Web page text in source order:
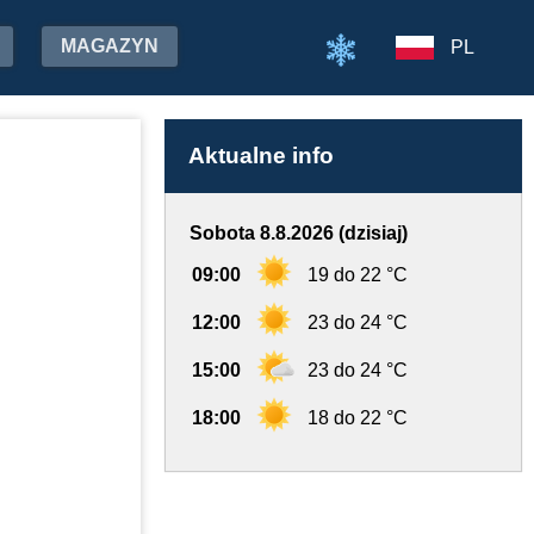
MAGAZYN PL
Aktualne info
Sobota 8.8.2026 (dzisiaj)
09:00 19 do 22 °C
12:00 23 do 24 °C
15:00 23 do 24 °C
18:00 18 do 22 °C